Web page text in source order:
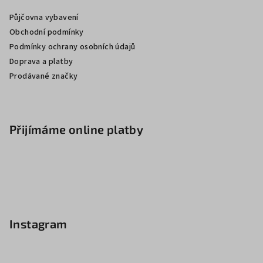
Půjčovna vybavení
Obchodní podmínky
Podmínky ochrany osobních údajů
Doprava a platby
Prodávané značky
Přijímáme online platby
Instagram